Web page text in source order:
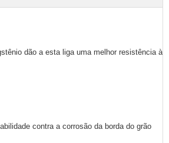
dão a esta liga uma melhor resistência à
contra a corrosão da borda do grão